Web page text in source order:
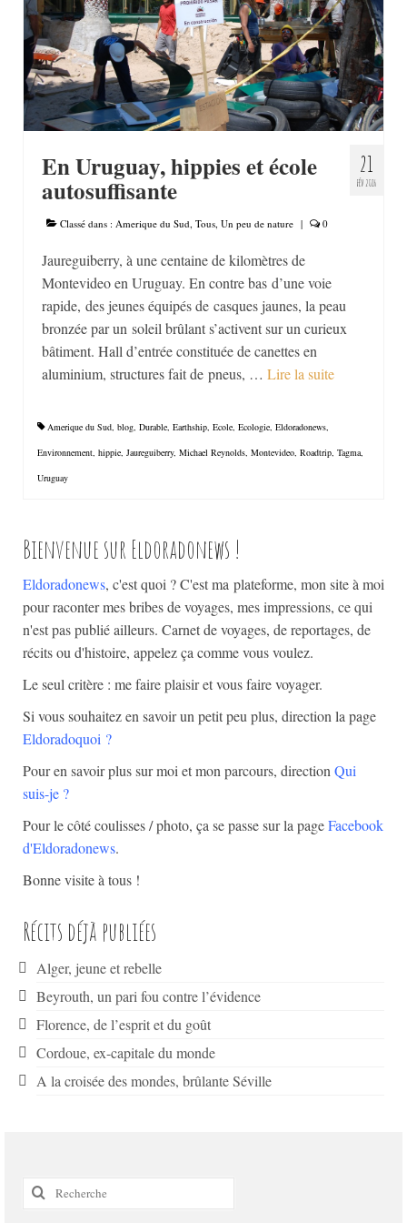
Moyen-Orient
Afrique
Amerique du Sud
PARCOURS
QUI SUIS-JE ?
CONTACT
21
FÉV 2016
En Uruguay, hippies et école
autosuffisante
Classé dans : Amerique du Sud Tous Un peu de nature | 0
Jaureguiberry, à une centaine de kilomètres de
Montevideo en Uruguay. En contre bas d’une voie
rapide, des jeunes équipés de casques jaunes, la peau
bronzée par un soleil brûlant s’activent sur un curieux
bâtiment. Hall d’entrée constituée de canettes en
aluminium, structures fait de pneus, … Lire la suite­­
Amerique du Sud, blog, Durable, Earthship, Ecole, Ecologie, Eldoradonews,
Environnement, hippie, Jaureguiberry, Michael Reynolds, Montevideo, Roadtrip, Tagma,
Uruguay
Bienvenue sur Eldoradonews !
Eldoradonews, c'est quoi ? C'est ma plateforme, mon site à moi
pour raconter mes bribes de voyages, mes impressions, ce qui
n'est pas publié ailleurs. Carnet de voyages, de reportages, de
récits ou d'histoire, appelez ça comme vous voulez.
Le seul critère : me faire plaisir et vous faire voyager.
Si vous souhaitez en savoir un petit peu plus, direction la page
Eldoradoquoi ?
Pour en savoir plus sur moi et mon parcours, direction Qui
suis-je ?
Pour le côté coulisses / photo, ça se passe sur la pageFacebook
d'Eldoradonews.
Bonne visite à tous !
Récits déjà publiées
Alger, jeune et rebelle
Beyrouth, un pari fou contre l’évidence
Florence, de l’esprit et du goût
Cordoue, ex-capitale du monde
A la croisée des mondes, brûlante Séville
Rechercher
: